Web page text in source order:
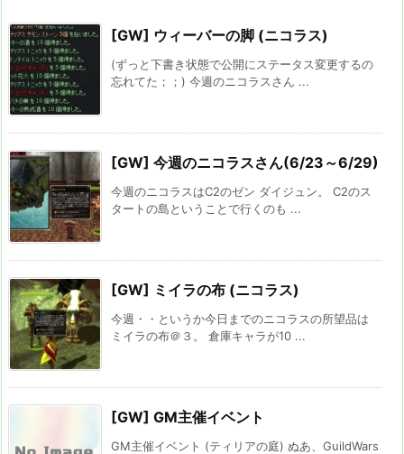
[GW] ウィーバーの脚 (ニコラス)
(ずっと下書き状態で公開にステータス変更するの
忘れてた；；) 今週のニコラスさん ...
[GW] 今週のニコラスさん(6/23～6/29)
今週のニコラスはC2のゼン ダイジュン。 C2のス
タートの島ということで行くのも ...
[GW] ミイラの布 (ニコラス)
今週・・というか今日までのニコラスの所望品は
ミイラの布＠３。 倉庫キャラが10 ...
[GW] GM主催イベント
GM主催イベント (ティリアの庭) ぬあ、GuildWars